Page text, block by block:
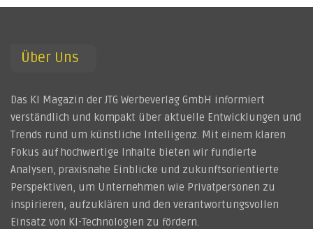
Über Uns
Das KI Magazin der JTG Werbeverlag GmbH informiert
verständlich und kompakt über aktuelle Entwicklungen und
Trends rund um künstliche Intelligenz. Mit einem klaren
Fokus auf hochwertige Inhalte bieten wir fundierte
Analysen, praxisnahe Einblicke und zukunftsorientierte
Perspektiven, um Unternehmen wie Privatpersonen zu
inspirieren, aufzuklären und den verantwortungsvollen
Einsatz von KI-Technologien zu fördern.